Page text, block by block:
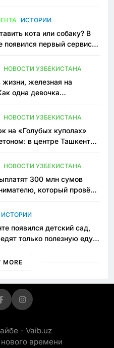
ИСТОРИИ
кота или собаку? В
появился первый сервис
НОВОСТИ УЗБЕКИСТАНА
жизни, железная на
одна девочка
НОВОСТИ УЗБЕКИСТАНА
на «Голубых куполах»
в центре Ташкента
НОВОСТИ УЗБЕКИСТАНА
300 млн сумов
который провёл
ИСТОРИИ
появился детский сад,
только полезную еду.
без сахара»
MORE
- Vaib.uz
времени